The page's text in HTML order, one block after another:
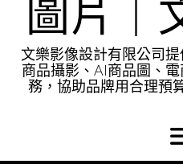
圖片｜
文樂影像設計有限公司
商品攝影、AI商品圖、
務，協助品牌用合理預